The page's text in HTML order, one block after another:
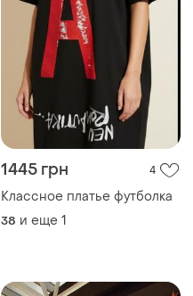
1445 грн 4
Классное платье футболка
38 и еще 1